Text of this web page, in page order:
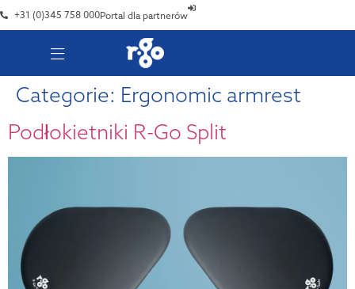
+31 (0)345 758 000Portal dla partnerów
Categorie: Ergonomic armrest
Podłokietniki R-Go Split